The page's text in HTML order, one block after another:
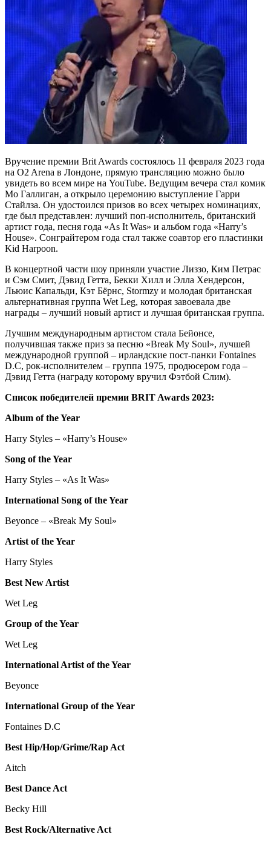
Вручение премии Brit Awards состоялось 11 февраля 2023 года
на O2 Arena в Лондоне, прямую трансляцию можно было
увидеть во всем мире на YouTube. Ведущим вечера стал комик
Мо Галлиган, а открыло церемонию выступление Гарри
Стайлза. Он удостоился призов во всех четырех номинациях,
где был представлен: лучший поп-исполнитель, британский
артист года, песня года «As It Was» и альбом года «Harry’s
House». Сонграйтером года стал также соавтор его пластинки
Kid Harpoon.
В концертной части шоу приняли участие Лиззо, Ким Петрас
и Сэм Смит, Дэвид Гетта, Бекки Хилл и Элла Хендерсон,
Льюис Капальди, Кэт Бёрнс, Stormzy и молодая британская
альтернативная группа Wet Leg, которая завоевала две
награды – лучший новый артист и лучшая британская группа.
Лучшим международным артистом стала Бейонсе,
получившая также приз за песню «Break My Soul», лучшей
международной группой – ирландские пост-панки Fontaines
D.C, рок-исполнителем – группа 1975, продюсером года –
Дэвид Гетта (награду которому вручил Фэтбой Слим).
Список победителей премии BRIT Awards 2023:
Album of the Year
Harry Styles – «Harry’s House»
Song of the Year
Harry Styles – «As It Was»
International Song of the Year
Beyonce – «Break My Soul»
Artist of the Year
Harry Styles
Best New Artist
Wet Leg
Group of the Year
Wet Leg
International Artist of the Year
Beyonce
International Group of the Year
Fontaines D.C
Best Hip/Hop/Grime/Rap Act
Aitch
Best Dance Act
Becky Hill
Best Rock/Alternative Act